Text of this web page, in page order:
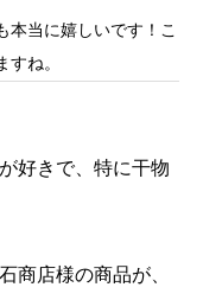
本当に嬉しいです！こ
ね。
好きで、特に干物
商店様の商品が、